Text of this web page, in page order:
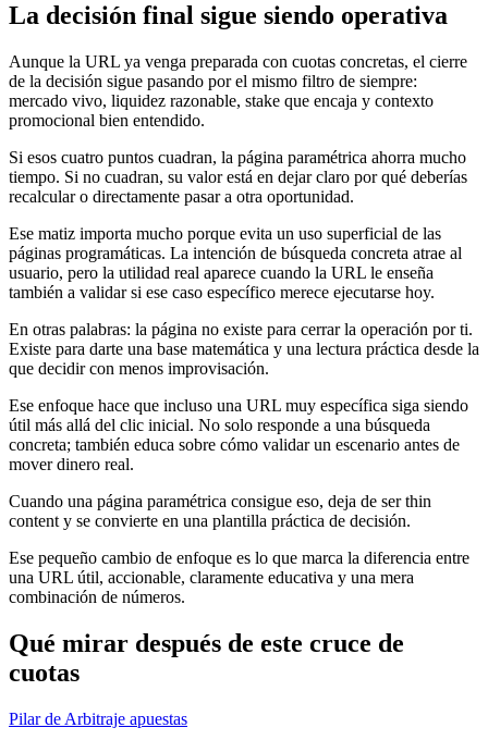
La decisión final sigue siendo operativa
Aunque la URL ya venga preparada con cuotas concretas, el cierre
de la decisión sigue pasando por el mismo filtro de siempre:
mercado vivo, liquidez razonable, stake que encaja y contexto
promocional bien entendido.
Si esos cuatro puntos cuadran, la página paramétrica ahorra mucho
tiempo. Si no cuadran, su valor está en dejar claro por qué deberías
recalcular o directamente pasar a otra oportunidad.
Ese matiz importa mucho porque evita un uso superficial de las
páginas programáticas. La intención de búsqueda concreta atrae al
usuario, pero la utilidad real aparece cuando la URL le enseña
también a validar si ese caso específico merece ejecutarse hoy.
En otras palabras: la página no existe para cerrar la operación por ti.
Existe para darte una base matemática y una lectura práctica desde la
que decidir con menos improvisación.
Ese enfoque hace que incluso una URL muy específica siga siendo
útil más allá del clic inicial. No solo responde a una búsqueda
concreta; también educa sobre cómo validar un escenario antes de
mover dinero real.
Cuando una página paramétrica consigue eso, deja de ser thin
content y se convierte en una plantilla práctica de decisión.
Ese pequeño cambio de enfoque es lo que marca la diferencia entre
una URL útil, accionable, claramente educativa y una mera
combinación de números.
Qué mirar después de este cruce de
cuotas
Pilar de Arbitraje apuestas